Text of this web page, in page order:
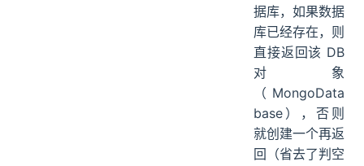
据库，如果数据
库已经存在，则
直接返回该 DB
对象
（MongoData
base），否则
就创建一个再返
回（省去了判空